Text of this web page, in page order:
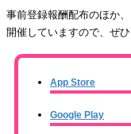
事前登録報酬配布のほか
開催していますので、ぜ
App Store
Google Play